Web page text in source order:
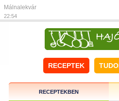
Málnalekvár
22:54
RECEPTEK
RECEPTEKBEN